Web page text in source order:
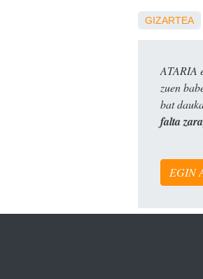
GIZARTEA
ATARIA
zuen
bat
falta
EGIN